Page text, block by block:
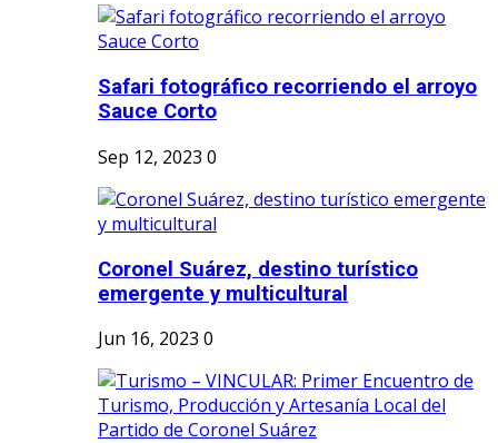
Safari fotográfico recorriendo el arroyo
Sauce Corto
Sep 12, 2023 0
Coronel Suárez, destino turístico
emergente y multicultural
Jun 16, 2023 0